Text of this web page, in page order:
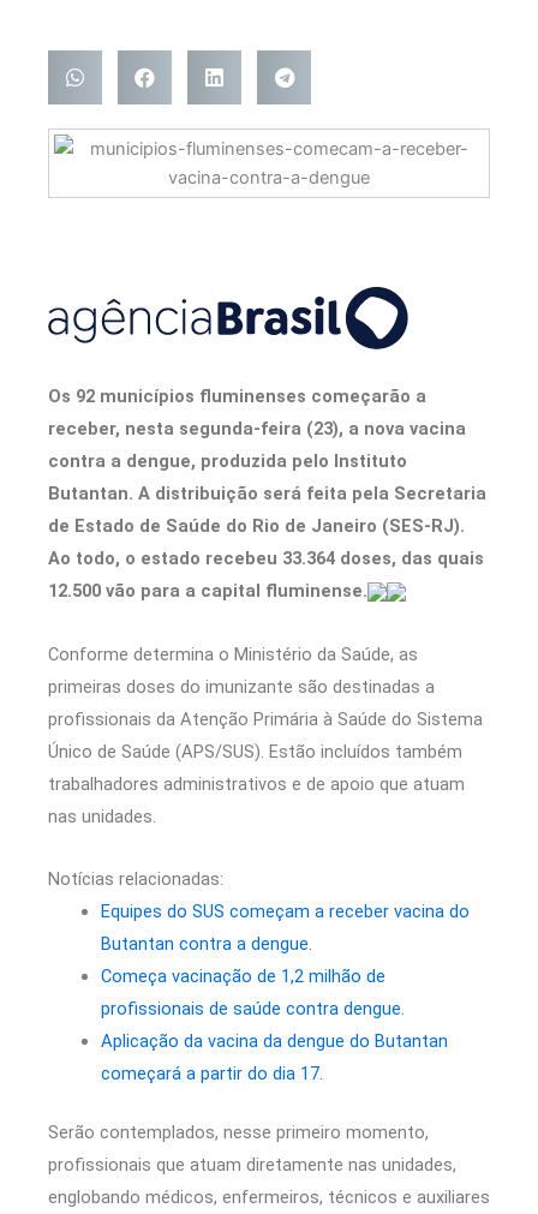
Os 92 municípios fluminenses começarão a
receber, nesta segunda-feira (23), a nova vacina
contra a dengue, produzida pelo Instituto
Butantan. A distribuição será feita pela Secretaria
de Estado de Saúde do Rio de Janeiro (SES-RJ).
Ao todo, o estado recebeu 33.364 doses, das quais
12.500 vão para a capital fluminense.
Conforme determina o Ministério da Saúde, as
primeiras doses do imunizante são destinadas a
profissionais da Atenção Primária à Saúde do Sistema
Único de Saúde (APS/SUS). Estão incluídos também
trabalhadores administrativos e de apoio que atuam
nas unidades.
Notícias relacionadas:
Equipes do SUS começam a receber vacina do
Butantan contra a dengue.
Começa vacinação de 1,2 milhão de
profissionais de saúde contra dengue.
Aplicação da vacina da dengue do Butantan
começará a partir do dia 17.
Serão contemplados, nesse primeiro momento,
profissionais que atuam diretamente nas unidades,
englobando médicos, enfermeiros, técnicos e auxiliares